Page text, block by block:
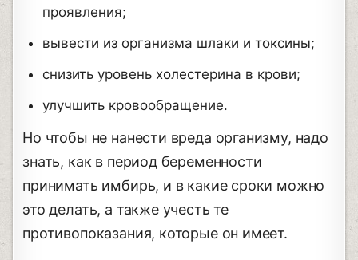
проявления;
вывести из организма шлаки и токсины;
снизить уровень холестерина в крови;
улучшить кровообращение.
Но чтобы не нанести вреда организму, надо
знать, как в период беременности
принимать имбирь, и в какие сроки можно
это делать, а также учесть те
противопоказания, которые он имеет.